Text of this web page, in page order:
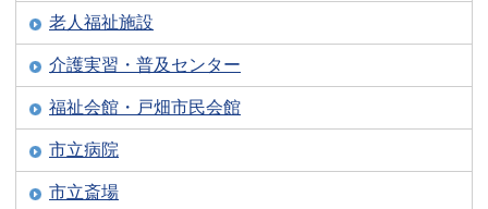
老人福祉施設
介護実習・普及センター
福祉会館・戸畑市民会館
市立病院
市立斎場